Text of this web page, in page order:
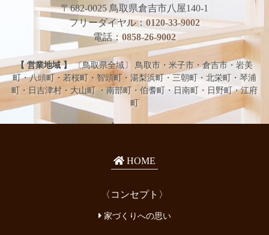
〒682-0025 鳥取県倉吉市八屋140-1
フリーダイヤル： 0120-33-9002
電話： 0858-26-9002
【 営業地域 】〔鳥取県全域〕 鳥取市・米子市・倉吉市・岩美
町・八頭町・若桜町・智頭町・湯梨浜町・三朝町・北栄町・琴浦
町・日吉津村・大山町 ・南部町・伯耆町・日南町・日野町・江府
町
HOME
〈コンセプト〉
家づくりへの思い